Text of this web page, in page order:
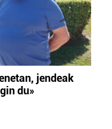
jendeak
du»